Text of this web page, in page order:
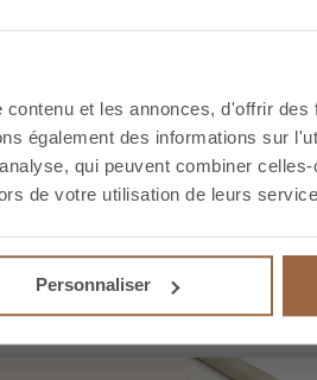
et les annonces, d'offrir
également des informations sur
qui peuvent combiner
de votre utilisation de leurs
Personnaliser